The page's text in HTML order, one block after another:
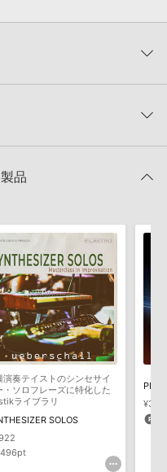
0%
PLAYERではお使いい
FAT32でフォーマットされた
マットされたHDDをご用意
。メールに記載されており
ド／導入を行って下さい。
日本語版操作マニュアルをご
明点や詳細に関するお問い合
ご連絡ください。
ってできることを紹介するた
す。原則として、デモソング
ません。また、デモソングを
パックに含まれていることを
の返品・返金はお受け付け致
のサポート情報
購入頂く必要がございます。
のサポート情報
品
演奏テイストのシンセサイ
・ソロフレーズに特化した
ライブラリ
SOLOS
496pt